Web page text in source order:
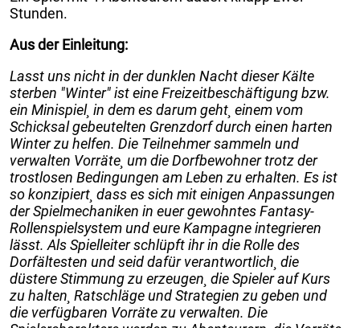
Stunden.
Aus der Einleitung:
Lasst uns nicht in der dunklen Nacht dieser Kälte
sterben "Winter" ist eine Freizeitbeschäftigung bzw.
ein Minispiel¸ in dem es darum geht¸ einem vom
Schicksal gebeutelten Grenzdorf durch einen harten
Winter zu helfen. Die Teilnehmer sammeln und
verwalten Vorräte¸ um die Dorfbewohner trotz der
trostlosen Bedingungen am Leben zu erhalten. Es ist
so konzipiert¸ dass es sich mit einigen Anpassungen
der Spielmechaniken in euer gewohntes Fantasy-
Rollenspielsystem und eure Kampagne integrieren
lässt. Als Spielleiter schlüpft ihr in die Rolle des
Dorfältesten und seid dafür verantwortlich¸ die
düstere Stimmung zu erzeugen¸ die Spieler auf Kurs
zu halten¸ Ratschläge und Strategien zu geben und
die verfügbaren Vorräte zu verwalten. Die